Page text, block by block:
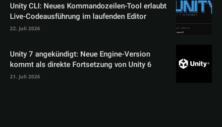
Unity CLI: Neues Kommandozeilen-Tool erlaubt
Live-Codeausführung im laufenden Editor
22. Juli 2026
Unity 7 angekündigt: Neue Engine-Version
kommt als direkte Fortsetzung von Unity 6
21. Juli 2026